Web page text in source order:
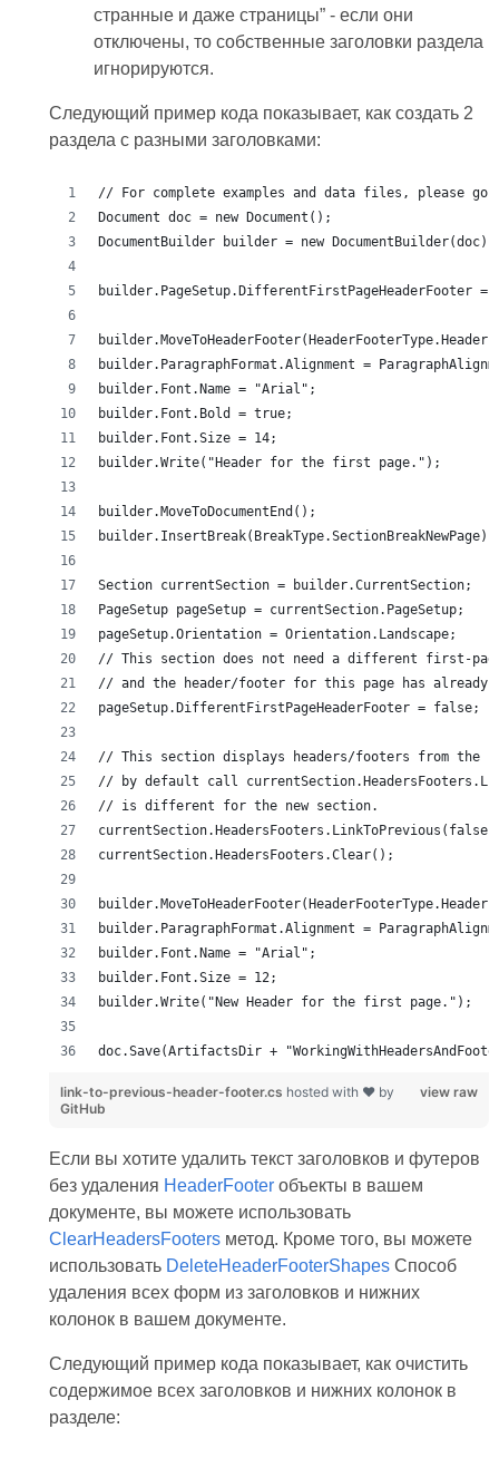
странные и даже страницы” - если они
отключены, то собственные заголовки раздела
игнорируются.
Следующий пример кода показывает, как создать 2
раздела с разными заголовками:
doc.Save(ArtifactsDir +
view raw
link-to-previous-header-footer.cs hosted with ❤ by
GitHub
Если вы хотите удалить текст заголовков и футеров
без удаления HeaderFooterобъекты в вашем
документе, вы можете использовать
ClearHeadersFootersметод. Кроме того, вы можете
использовать DeleteHeaderFooterShapesСпособ
удаления всех форм из заголовков и нижних
колонок в вашем документе.
Следующий пример кода показывает, как очистить
содержимое всех заголовков и нижних колонок в
разделе: